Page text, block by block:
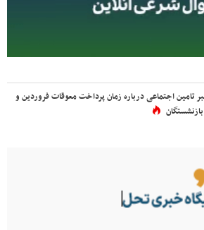
تامین اجتماعی درباره زمان پرداخت معوقات فروردین و